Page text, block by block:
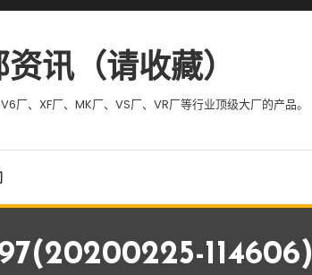
讯（请收藏）
、XF厂、MK厂、VS厂、VR厂等行业顶级大厂的产品。
114606)